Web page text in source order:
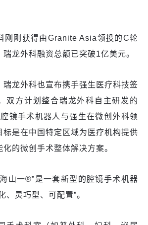
刚刚获得由Granite Asia领投的C轮
龙外科融资总额已突破1亿美元。
瑞龙外科也宣布携手强生医疗科技签
双方计划整合瑞龙外科自主研发的
镜手术机器人与强生在微创外科领
标是在中国特定区域为医疗机构提供
的微创手术整体解决方案。
山一®”是一套新型的腔镜手术机器
、灵巧型、可配置”。